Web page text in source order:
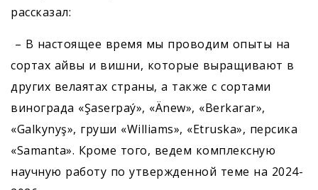
рассказал:
– В настоящее время мы проводим опыты на
сортах айвы и вишни, которые выращивают в
других велаятах страны, а также с сортами
винограда «Şaserpaý», «Änew», «Berkarar»,
«Galkynyş», груши «Williams», «Etruska», персика
«Samanta». Кроме того, ведем комплексную
научную работу по утвержденной теме на 2024-